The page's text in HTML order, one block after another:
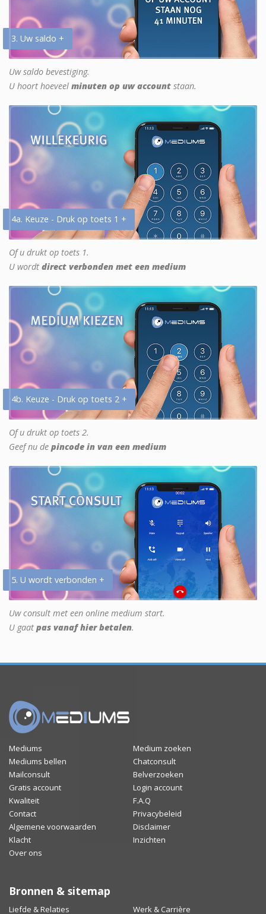
3. Uw saldo +
Uw saldo bevestiging.
U hoort hoeveel minuten op uw account staan.
4a. Keuze - Druk op toets 1 +
Of u drukt op toets 1.
U wordt direct verbonden met een medium
4b. Keuze - Druk op toets 2 +
Of u drukt op toets 2.
Geef nu de pincode in van een medium
5. U wordt verbonden +
Uw consult met een online medium start.
U gaat pas vanaf hier betalen.
Mediums
Medium zoeken
Mediums bellen
Chatconsult
Mailconsult
Belverzoeken
Gratis account
Login account
Kwaliteit
F.A.Q
Contact
Privacybeleid
Algemene voorwaarden
Disclaimer
Klacht
Inzichten
Over ons
Bronnen & sitemap
Liefde & Relaties Werk & Carrière